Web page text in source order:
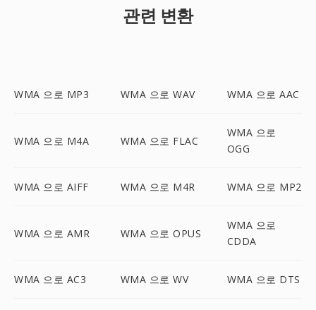
관련 변환
WMA 으로 MP3 WMA 으로 WAV WMA 으로 AAC
WMA 으로 M4A WMA 으로 FLAC
WMA 으로
OGG
WMA 으로 AIFF WMA 으로 M4R WMA 으로 MP2
WMA 으로 AMR WMA 으로 OPUS
WMA 으로
CDDA
WMA 으로 AC3 WMA 으로 WV WMA 으로 DTS